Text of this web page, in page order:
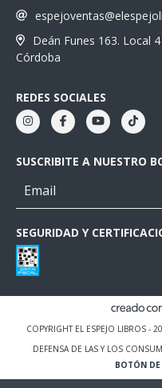
Deán Funes 163. Local
Córdoba
REDES SOCIALES
SUSCRIBITE A NUESTRO
SEGURIDAD Y
COPYRIGHT EL ESPEJO LIBROS -
DEFENSA DE LAS Y LOS
BOTÓN DE